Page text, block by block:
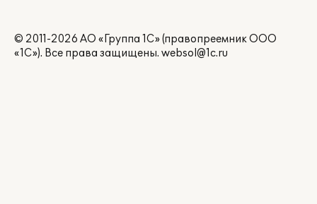
© 2011-2026 АО «Группа 1С» (правопреемник ООО
«1С»). Все права защищены. websol@1c.ru